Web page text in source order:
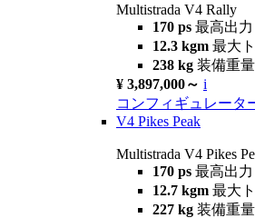
Multistrada V4 Rally
170 ps 最高出力
12.3 kgm 最大
238 kg 装備重
¥ 3,897,000～ i
コンフィギュレータ
V4 Pikes Peak
Multistrada V4 Pikes
170 ps 最高出力
12.7 kgm 最大
227 kg 装備重